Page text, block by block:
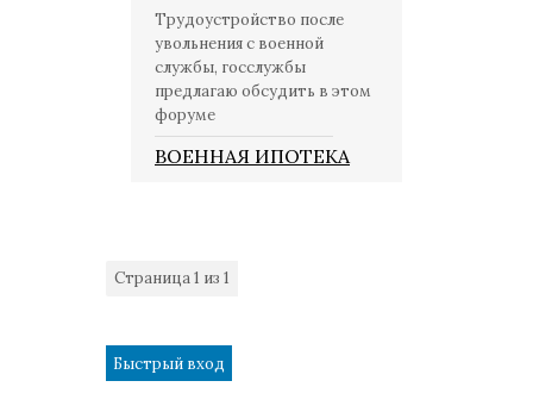
Трудоустройство после
увольнения с военной
службы, госслужбы
предлагаю обсудить в этом
форуме
ВОЕННАЯ ИПОТЕКА
Страница1 из 1